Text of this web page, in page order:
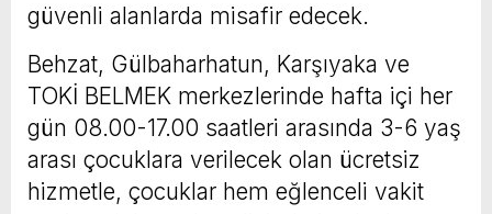
güvenli alanlarda misafir edecek.
Behzat, Gülbaharhatun, Karşıyaka ve
TOKİ BELMEK merkezlerinde hafta içi her
gün 08.00-17.00 saatleri arasında 3-6 yaş
arası çocuklara verilecek olan ücretsiz
hizmetle, çocuklar hem eğlenceli vakit